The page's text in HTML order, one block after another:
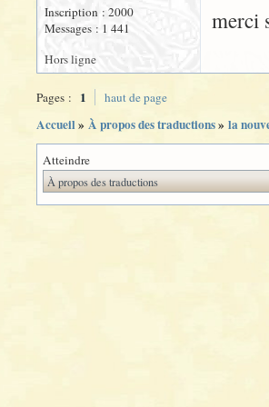
Inscription : 2000
Messages : 1 441
merci
Hors ligne
Pages : 1 haut de page
Accueil» À propos des traductions» la
Atteindre